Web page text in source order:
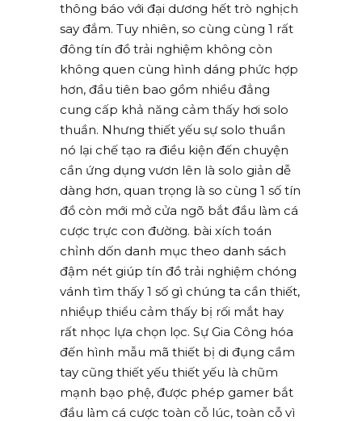
thông báo với đại dương hết trò nghịch
say đắm. Tuy nhiên, so cùng cùng 1 rất
đông tín đồ trải nghiệm không còn
không quen cùng hình dáng phức hợp
hơn, đầu tiên bao gồm nhiều đẳng
cung cấp khả năng cảm thấy hơi solo
thuần. Nhưng thiết yếu sự solo thuần
nó lại chế tạo ra điều kiện đến chuyện
cần ứng dụng vươn lên là solo giản dễ
dàng hơn, quan trọng là so cùng 1 số tín
đồ còn mới mở cửa ngõ bắt đầu làm cá
cược trực con đường. bài xích toán
chỉnh dốn danh mục theo danh sách
đậm nét giúp tín đồ trải nghiệm chóng
vánh tìm thấy 1 số gì chúng ta cần thiết,
nhiềụp thiểu cảm thấy bị rối mắt hay
rất nhọc lựa chọn lọc. Sự Gia Công hóa
đến hình mẫu mã thiết bị di đụng cầm
tay cũng thiết yếu thiết yếu là chũm
mạnh bạo phệ, được phép gamer bắt
đầu làm cá cược toàn cỗ lúc, toàn cỗ vì